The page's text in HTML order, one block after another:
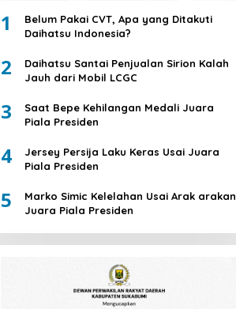
1
Belum Pakai CVT, Apa yang Ditakuti
Daihatsu Indonesia?
2
Daihatsu Santai Penjualan Sirion Kalah
Jauh dari Mobil LCGC
3
Saat Bepe Kehilangan Medali Juara
Piala Presiden
4
Jersey Persija Laku Keras Usai Juara
Piala Presiden
5
Marko Simic Kelelahan Usai Arak arakan
Juara Piala Presiden